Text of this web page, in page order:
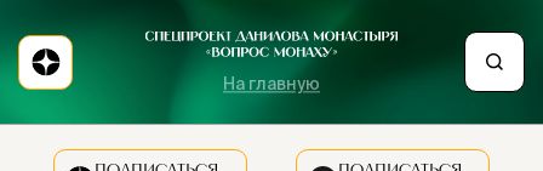
На главную